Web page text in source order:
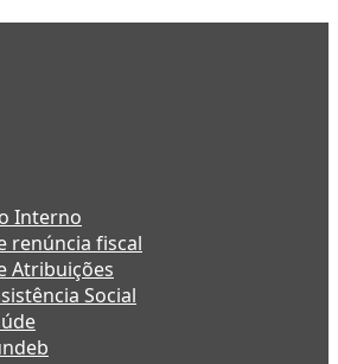
Interno
renúncia fiscal
Atribuições
Social